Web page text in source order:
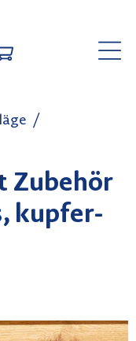
Zubehör
kupfer-